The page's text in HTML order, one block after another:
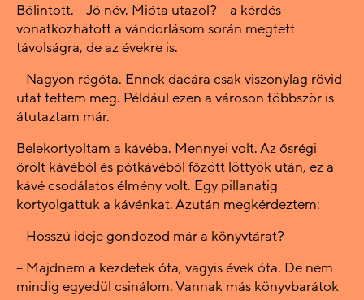
Bólintott. – Jó név. Mióta utazol? – a kérdés
vonatkozhatott a vándorlásom során megtett
távolságra, de az évekre is.
– Nagyon régóta. Ennek dacára csak viszonylag rövid
utat tettem meg. Például ezen a városon többször is
átutaztam már.
Belekortyoltam a kávéba. Mennyei volt. Az ősrégi
őrölt kávéból és pótkávéból főzött löttyök után, ez a
kávé csodálatos élmény volt. Egy pillanatig
kortyolgattuk a kávénkat. Azután megkérdeztem:
– Hosszú ideje gondozod már a könyvtárat?
– Majdnem a kezdetek óta, vagyis évek óta. De nem
mindig egyedül csinálom. Vannak más könyvbarátok